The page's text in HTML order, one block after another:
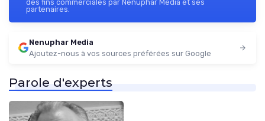
des fins commerciales par Nenuphar Media et ses
partenaires.
Nenuphar Media
Ajoutez-nous à vos sources préférées sur Google
Parole d'experts